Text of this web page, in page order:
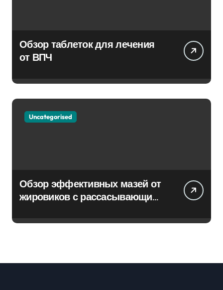
Обзор таблеток для лечения
от ВПЧ
Uncategorised
Обзор эффективных мазей от
жировиков с рассасывающим